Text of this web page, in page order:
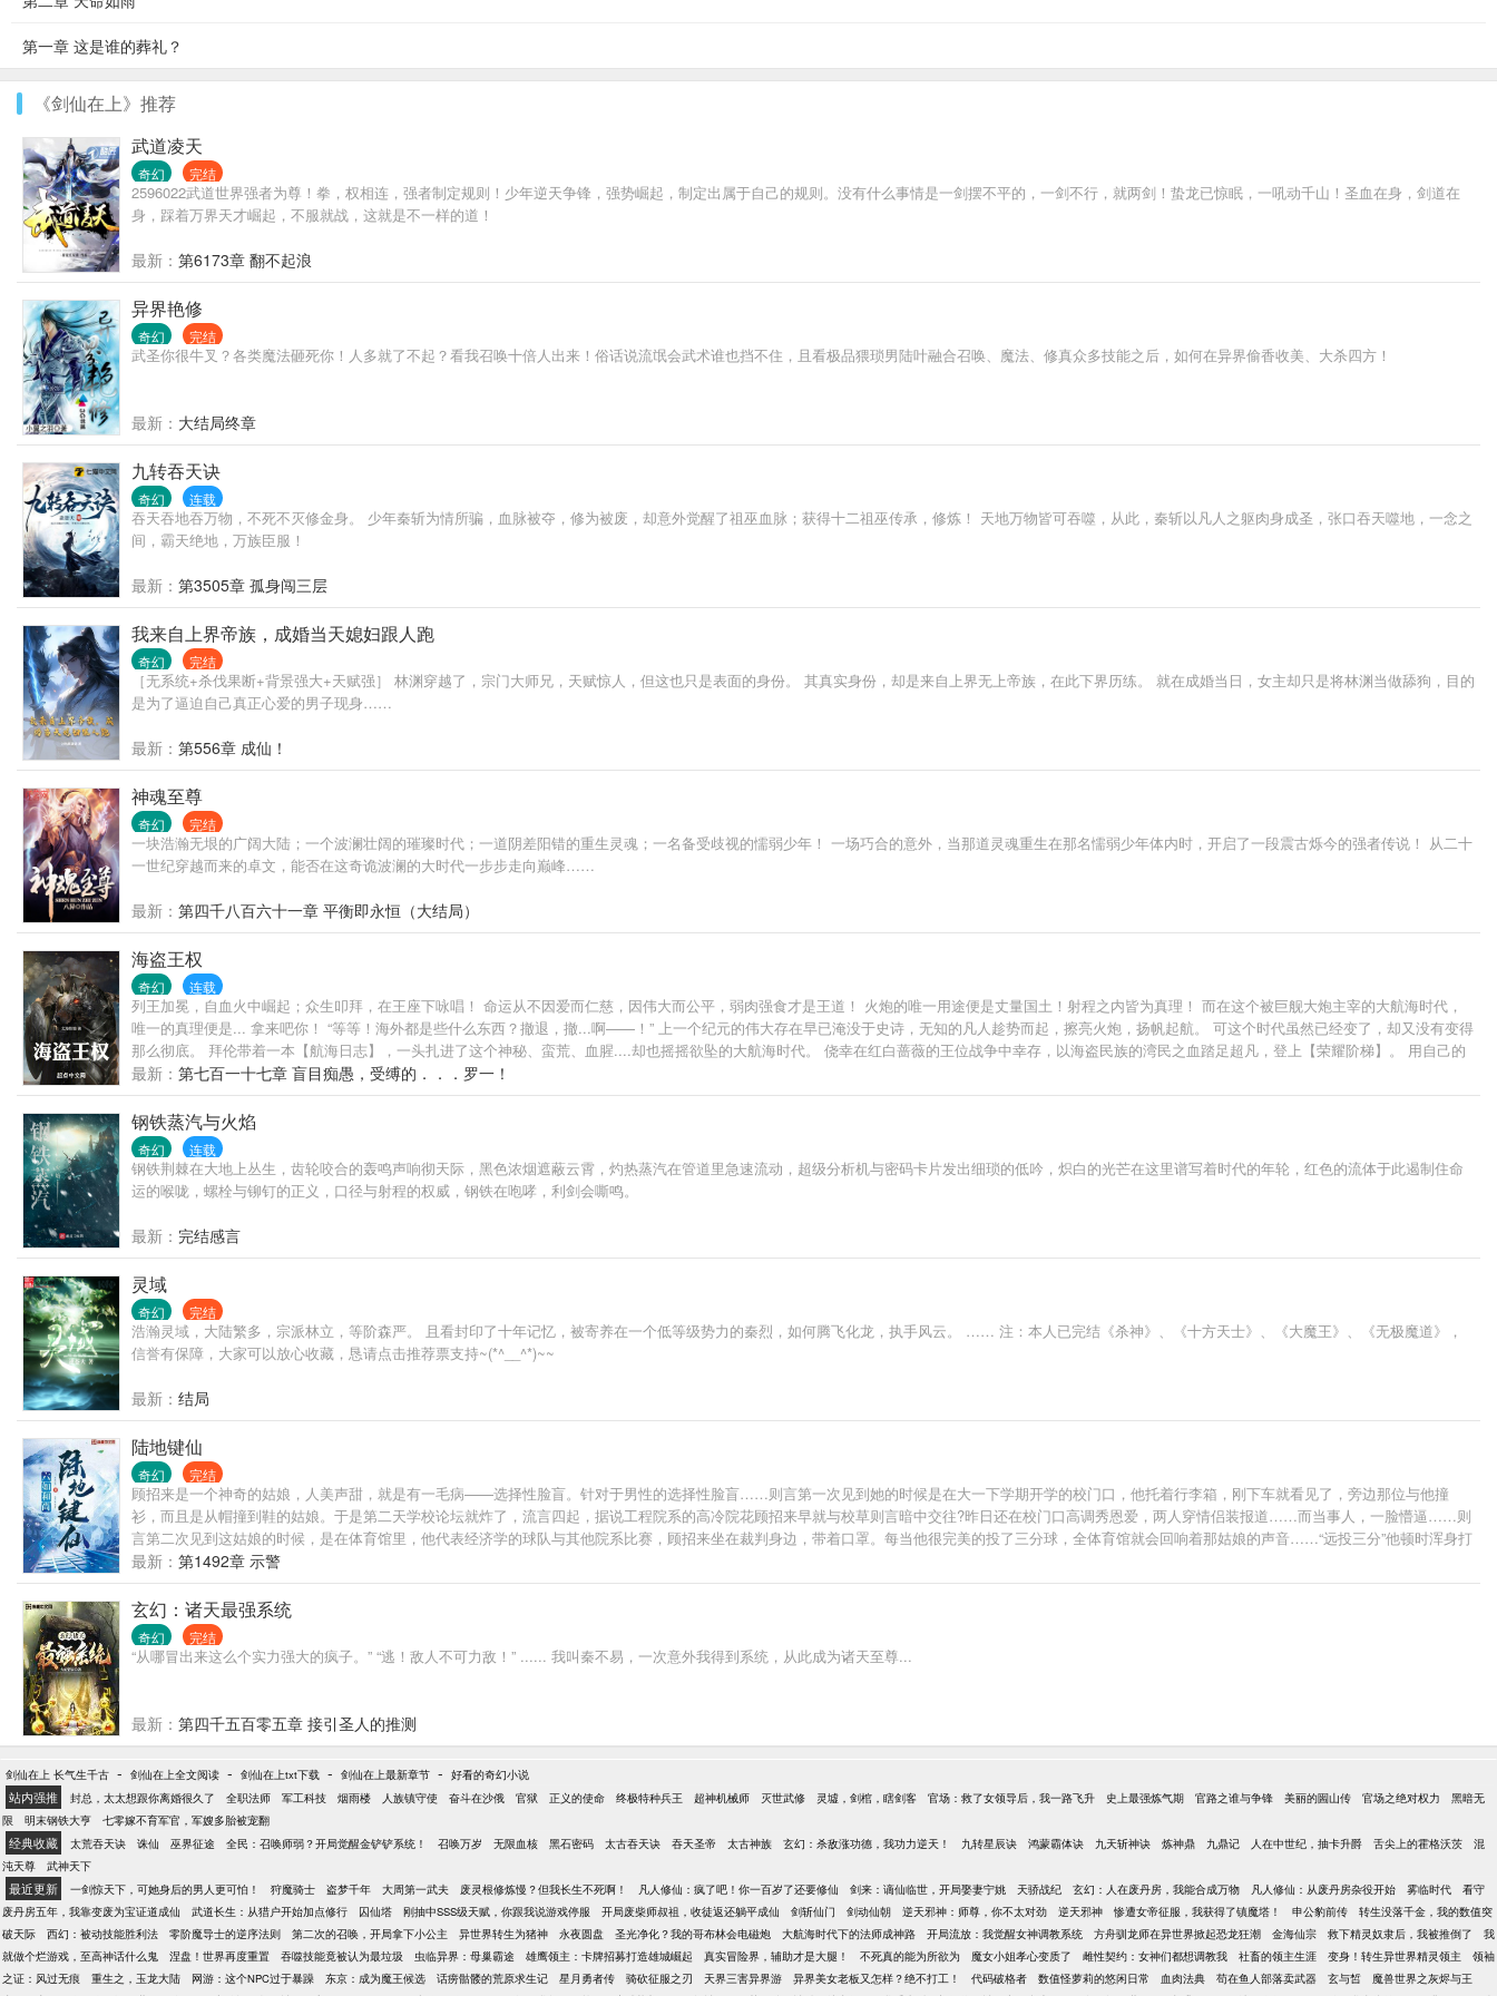
第一章 这是谁的葬礼？
《剑仙在上》推荐
武道凌天
奇幻 完结
2596022武道世界强者为尊！拳，权相连，强者制定规则！少年逆天争锋，强势崛起，制定出属于自己的规则。没有什么事情是一剑摆不平的，一剑不行，就两剑！蛰龙已惊眠，一吼动千山！圣血在身，剑道在
身，踩着万界天才崛起，不服就战，这就是不一样的道！
最新： 第6173章 翻不起浪
异界艳修
奇幻 完结
武圣你很牛叉？各类魔法砸死你！人多就了不起？看我召唤十倍人出来！俗话说流氓会武术谁也挡不住，且看极品猥琐男陆叶融合召唤、魔法、修真众多技能之后，如何在异界偷香收美、大杀四方！
最新： 大结局终章
九转吞天诀
奇幻 连载
吞天吞地吞万物，不死不灭修金身。 少年秦斩为情所骗，血脉被夺，修为被废，却意外觉醒了祖巫血脉；获得十二祖巫传承，修炼！ 天地万物皆可吞噬，从此，秦斩以凡人之躯肉身成圣，张口吞天噬地，一念之
间，霸天绝地，万族臣服！
最新： 第3505章 孤身闯三层
我来自上界帝族，成婚当天媳妇跟人跑
奇幻 完结
［无系统+杀伐果断+背景强大+天赋强］ 林渊穿越了，宗门大师兄，天赋惊人，但这也只是表面的身份。 其真实身份，却是来自上界无上帝族，在此下界历练。 就在成婚当日，女主却只是将林渊当做舔狗，目的
是为了逼迫自己真正心爱的男子现身……
最新： 第556章 成仙！
神魂至尊
奇幻 完结
一块浩瀚无垠的广阔大陆；一个波澜壮阔的璀璨时代；一道阴差阳错的重生灵魂；一名备受歧视的懦弱少年！ 一场巧合的意外，当那道灵魂重生在那名懦弱少年体内时，开启了一段震古烁今的强者传说！ 从二十
一世纪穿越而来的卓文，能否在这奇诡波澜的大时代一步步走向巅峰……
最新： 第四千八百六十一章 平衡即永恒（大结局）
海盗王权
奇幻 连载
列王加冕，自血火中崛起；众生叩拜，在王座下咏唱！ 命运从不因爱而仁慈，因伟大而公平，弱肉强食才是王道！ 火炮的唯一用途便是丈量国土！射程之内皆为真理！ 而在这个被巨舰大炮主宰的大航海时代，
唯一的真理便是... 拿来吧你！ “等等！海外都是些什么东西？撤退，撤...啊——！” 上一个纪元的伟大存在早已淹没于史诗，无知的凡人趁势而起，擦亮火炮，扬帆起航。 可这个时代虽然已经变了，却又没有变得
那么彻底。 拜伦带着一本【航海日志】，一头扎进了这个神秘、蛮荒、血腥....却也摇摇欲坠的大航海时代。 侥幸在红白蔷薇的王位战争中幸存，以海盗民族的湾民之血踏足超凡，登上【荣耀阶梯】。 用自己的
【王权铁律·海盗法典】威压七海，加冕【狂猎：噬血的暴风之王】。 直到这时他才发现，这个即将沉没的蔚蓝世界，或许需要一位...新的船长！
最新： 第七百一十七章 盲目痴愚，受缚的．．．罗一！
钢铁蒸汽与火焰
奇幻 连载
钢铁荆棘在大地上丛生，齿轮咬合的轰鸣声响彻天际，黑色浓烟遮蔽云霄，灼热蒸汽在管道里急速流动，超级分析机与密码卡片发出细琐的低吟，炽白的光芒在这里谱写着时代的年轮，红色的流体于此遏制住命
运的喉咙，螺栓与铆钉的正义，口径与射程的权威，钢铁在咆哮，利剑会嘶鸣。
最新： 完结感言
灵域
奇幻 完结
浩瀚灵域，大陆繁多，宗派林立，等阶森严。 且看封印了十年记忆，被寄养在一个低等级势力的秦烈，如何腾飞化龙，执手风云。 …… 注：本人已完结《杀神》、《十方天士》、《大魔王》、《无极魔道》，
信誉有保障，大家可以放心收藏，恳请点击推荐票支持~(*^__^*)~~
最新： 结局
陆地键仙
奇幻 完结
顾招来是一个神奇的姑娘，人美声甜，就是有一毛病——选择性脸盲。针对于男性的选择性脸盲……则言第一次见到她的时候是在大一下学期开学的校门口，他托着行李箱，刚下车就看见了，旁边那位与他撞
衫，而且是从帽撞到鞋的姑娘。于是第二天学校论坛就炸了，流言四起，据说工程院系的高冷院花顾招来早就与校草则言暗中交往?昨日还在校门口高调秀恩爱，两人穿情侣装报道……而当事人，一脸懵逼……则
言第二次见到这姑娘的时候，是在体育馆里，他代表经济学的球队与其他院系比赛，顾招来坐在裁判身边，带着口罩。每当他很完美的投了三分球，全体育馆就会回响着那姑娘的声音……“远投三分”他顿时浑身打
了个哆嗦，这声音可真要人命啊，于是他越打越勇，让这整个体育馆……充满着远投三分……则言打完球就觉得自己魔怔了，夜不能寐，脑子里全是……远投三分…他感觉自己被小妖精迷了魂……这是一个高冷
声甜的厌世妹子与人前显贵人后忠犬的高级男神的故事全文欢快
最新： 第1492章 示警
玄幻：诸天最强系统
奇幻 完结
“从哪冒出来这么个实力强大的疯子。” “逃！敌人不可力敌！” ...... 我叫秦不易，一次意外我得到系统，从此成为诸天至尊...
最新： 第四千五百零五章 接引圣人的推测
剑仙在上 长气生千古 - 剑仙在上全文阅读 - 剑仙在上txt下载 - 剑仙在上最新章节 - 好看的奇幻小说
站内强推 封总，太太想跟你离婚很久了 全职法师 军工科技 烟雨楼 人族镇守使 奋斗在沙俄 官狱 正义的使命 终极特种兵王 超神机械师 灭世武修 灵墟，剑棺，瞎剑客 官场：救了女领导后，我一路飞升 史上最强炼气期 官路之谁与争锋 美丽的圌山传 官场之绝对权力
黑暗无
限
明末钢铁大亨 七零嫁不育军官，军嫂多胎被宠翻
经典收藏 太荒吞天诀 诛仙 巫界征途 全民：召唤师弱？开局觉醒金铲铲系统！ 召唤万岁 无限血核 黑石密码 太古吞天诀 吞天圣帝 太古神族 玄幻：杀敌涨功德，我功力逆天！ 九转星辰诀 鸿蒙霸体诀 九天斩神诀 炼神鼎 九鼎记 人在中世纪，抽卡升爵 舌尖上的霍格沃茨
混
沌天尊
武神天下
最近更新 一剑惊天下，可她身后的男人更可怕！ 狩魔骑士 盗梦千年 大周第一武夫 废灵根修炼慢？但我长生不死啊！ 凡人修仙：疯了吧！你一百岁了还要修仙 剑来：谪仙临世，开局娶妻宁姚 天骄战纪 玄幻：人在废丹房，我能合成万物 凡人修仙：从废丹房杂役开始 雾临时代
看守
废丹房五年，我靠变废为宝证道成仙
武道长生：从猎户开始加点修行 囚仙塔 刚抽中SSS级天赋，你跟我说游戏停服 开局废柴师叔祖，收徒返还躺平成仙 剑斩仙门 剑动仙朝 逆天邪神：师尊，你不太对劲 逆天邪神 惨遭女帝征服，我获得了镇魔塔！ 申公豹前传
转生没落千金，我的数值突
破天际
西幻：被动技能胜利法 零阶魔导士的逆序法则 第二次的召唤，开局拿下小公主 异世界转生为猪神 永夜圆盘 圣光净化？我的哥布林会电磁炮 大航海时代下的法师成神路 开局流放：我觉醒女神调教系统 方舟驯龙师在异世界掀起恐龙狂潮 金海仙宗 救下精灵奴隶后，我被推倒了
我
就做个烂游戏，至高神话什么鬼
涅盘！世界再度重置 吞噬技能竟被认为最垃圾 虫临异界：母巢霸途 雄鹰领主：卡牌招募打造雄城崛起 真实冒险界，辅助才是大腿！ 不死真的能为所欲为 魔女小姐孝心变质了 雌性契约：女神们都想调教我 社畜的领主生涯 变身！转生异世界精灵领主
领袖
之证：风过无痕
重生之，玉龙大陆 网游：这个NPC过于暴躁 东京：成为魔王候选 话痨骷髅的荒原求生记 星月勇者传 骑砍征服之刃 天界三害异界游 异界美女老板又怎样？绝不打工！ 代码破格者 数值怪萝莉的悠闲日常 血肉法典 苟在鱼人部落卖武器 玄与皙
魔兽世界之灰烬与王